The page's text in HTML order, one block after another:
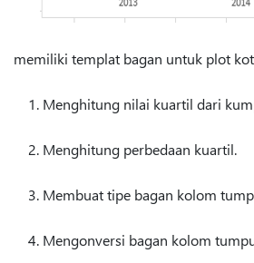
memiliki templat bagan untuk plot
Menghitung nilai kuartil dari
Menghitung perbedaan kuartil.
Membuat tipe bagan kolom
Mengonversi bagan kolom